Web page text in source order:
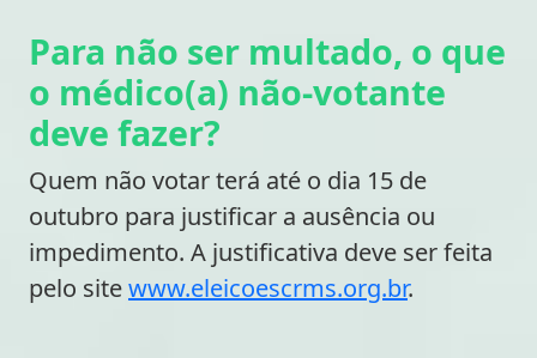
Para não ser multado, o que
o médico(a) não-votante
deve fazer?
Quem não votar terá até o dia 15 de
outubro para justificar a ausência ou
impedimento. A justificativa deve ser feita
pelo sitewww.eleicoescrms.org.br.